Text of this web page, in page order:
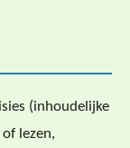
(inhoudelijke
lezen,